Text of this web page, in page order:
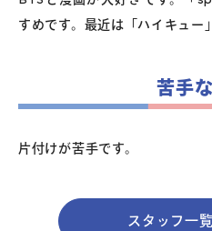
すめです。最近は「ハイキュー
苦手
片付けが苦手です。
スタッフ一